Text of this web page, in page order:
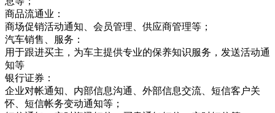
商品流通业：
商场促销活动通知、会员管理、供应商管理等；
汽车销售、服务：
用于跟进买主，为车主提供专业的保养知识服务，发送活动通
知等
银行证券：
企业对帐通知、内部信息沟通、外部信息交流、短信客户关
怀、短信帐务变动通知等；